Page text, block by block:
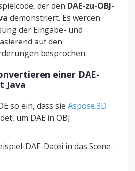
der den DAE-zu-OBJ-
demonstriert. Es werden
der Eingabe- und
auf den
besprochen.
einer DAE-
Java
so ein, dass sie Aspose.3D
um DAE in OBJ
DAE-Datei in das Scene-